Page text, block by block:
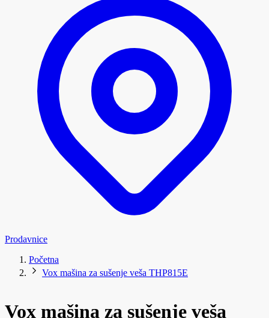
Prodavnice
Početna
Vox mašina za sušenje veša THP815E
Vox mašina za sušenje veša